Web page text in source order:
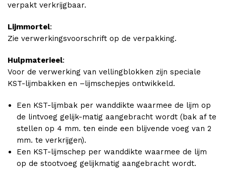
verpakt verkrijgbaar.
Lijmmortel:
Zie verwerkingsvoorschrift op de verpakking.
Hulpmaterieel:
Voor de verwerking van vellingblokken zijn speciale
KST-lijmbakken en –lijmschepjes ontwikkeld.
Een KST-lijmbak per wanddikte waarmee de lijm op
de lintvoeg gelijk-matig aangebracht wordt (bak af te
stellen op 4 mm. ten einde een blijvende voeg van 2
mm. te verkrijgen).
Een KST-lijmschep per wanddikte waarmee de lijm
op de stootvoeg gelijkmatig aangebracht wordt.